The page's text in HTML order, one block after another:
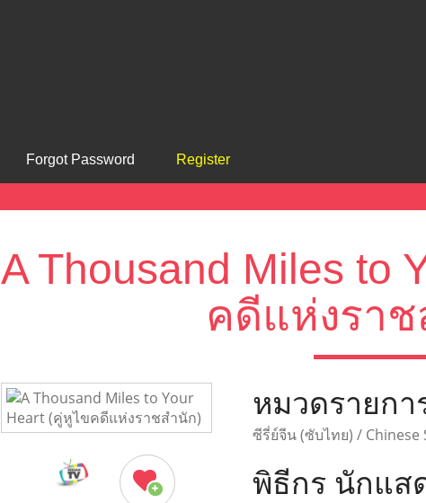
Forgot Password Register
A Thousand Miles to
คดีแห่งรา
หมวดรายกา
ซีรี่ย์จีน (ซับไทย) / Chinese
พิธีกร นักแส